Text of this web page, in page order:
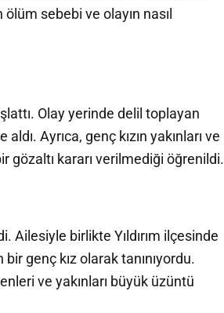
sebebi ve olayın nasıl
Olay yerinde delil toplayan
Ayrıca, genç kızın yakınları ve
gözaltı kararı verilmediği öğrenildi.
Ailesiyle birlikte Yıldırım ilçesinde
genç kız olarak tanınıyordu.
ve yakınları büyük üzüntü